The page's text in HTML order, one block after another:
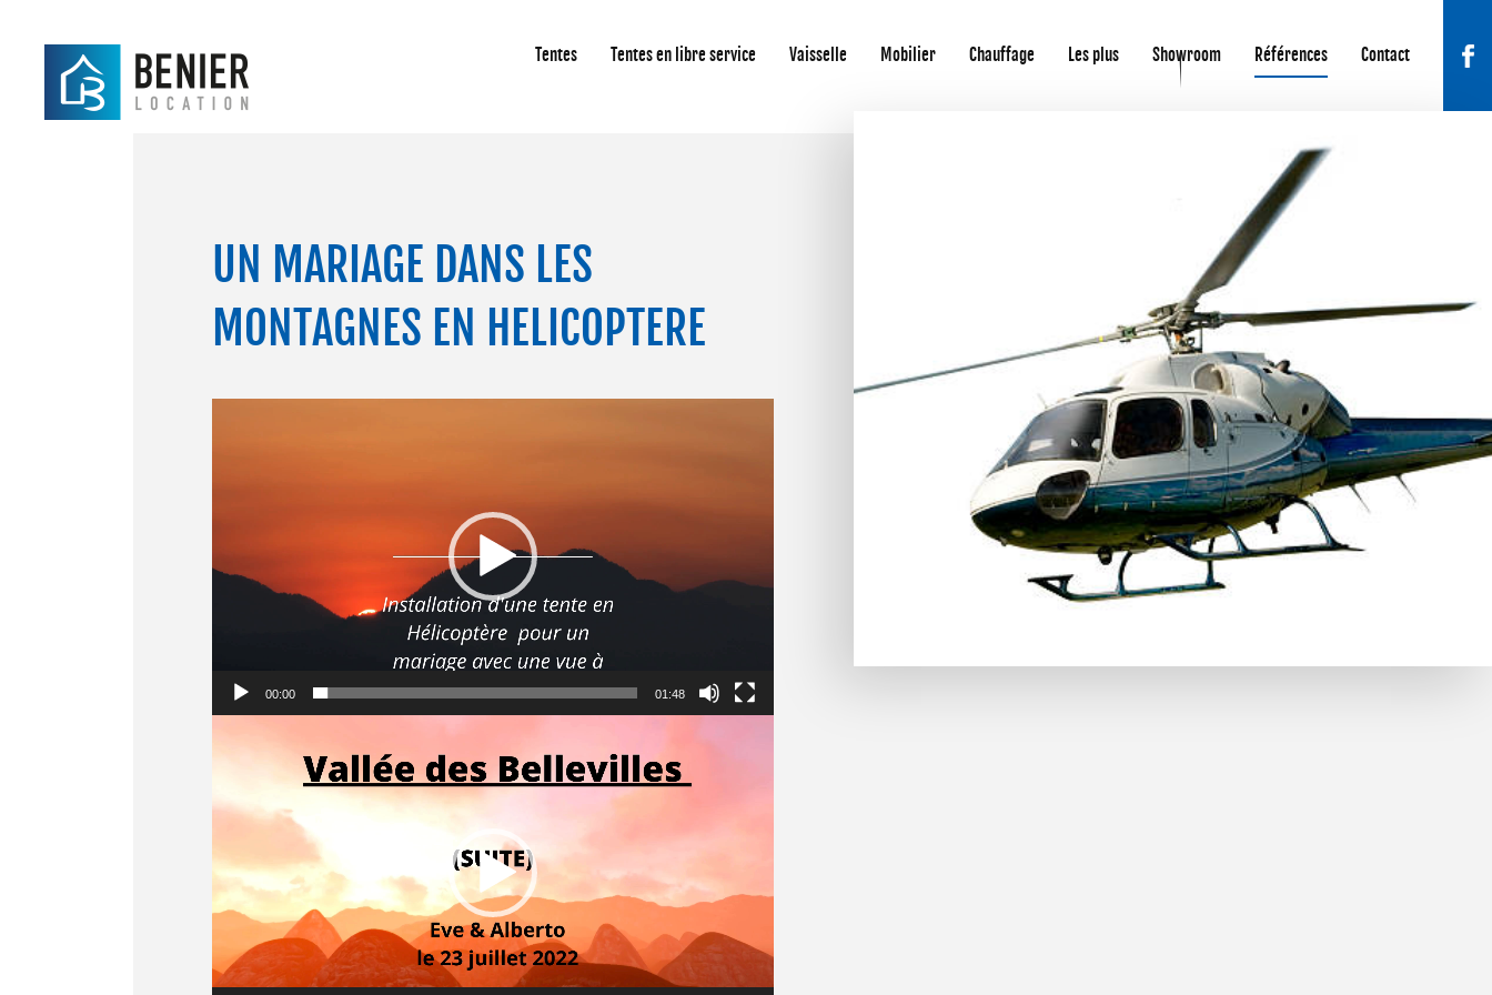
Tentes Tentes en libre service Vaisselle Mobilier Chauffage Les plus Showroom Références Contact
UN MARIAGE DANS LES
MONTAGNES EN HELICOPTERE
00:00 01:48
vidéo